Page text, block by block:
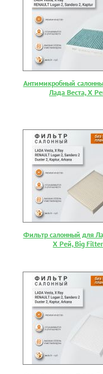
Антимикробный
Лада Веста, Х
Фильтр салонный для
Х Рей, Big Filter